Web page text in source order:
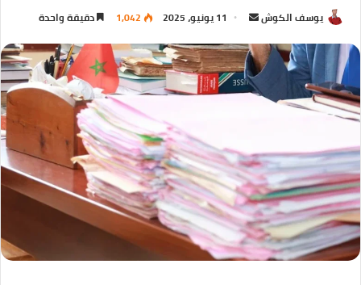
يوسف الكوش 11 يونيو، 2025 1,042 دقيقة واحدة